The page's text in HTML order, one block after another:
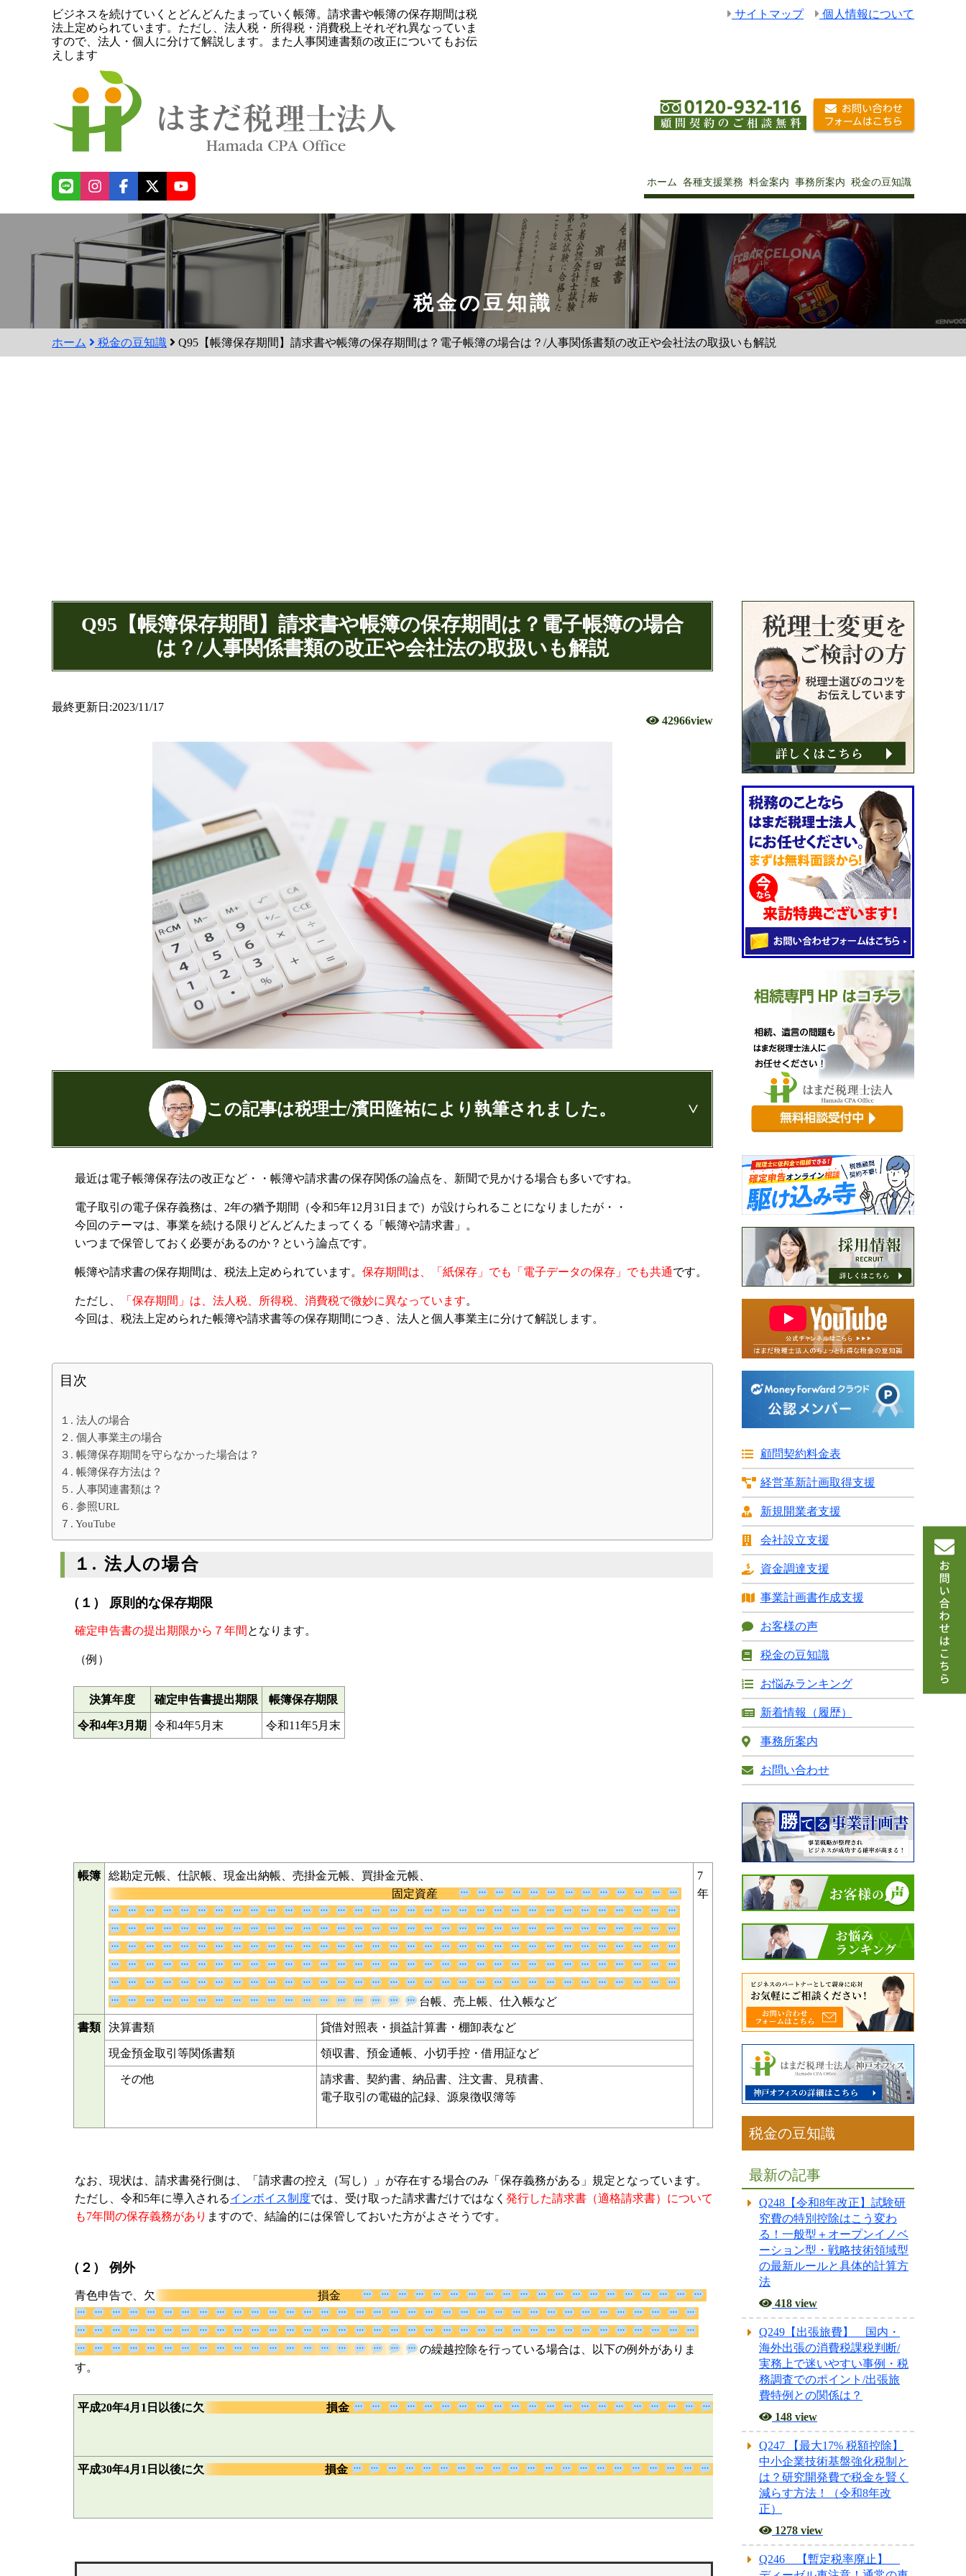
ビジネスを続けていくとどんどんたまっていく帳簿。請求書や帳簿の保存期間は税
法上定められています。ただし、法人税・所得税・消費税上それぞれ異なっていま
すので、法人・個人に分けて解説します。また人事関連書類の改正についてもお伝
えします
サイトマップ 個人情報について
ホーム 各種支援業務 料金案内 事務所案内 税金の豆知識
税金の豆知識
ホーム 税金の豆知識 Q95【帳簿保存期間】請求書や帳簿の保存期間は？電子帳簿の場合は？/人事関係書類の改正や会社法の取扱いも解説
Q95【帳簿保存期間】請求書や帳簿の保存期間は？電子帳簿の場合
は？/人事関係書類の改正や会社法の取扱いも解説
最終更新日:2023/11/17
42966view
この記事は税理士/濱田隆祐により執筆されました。
近畿税理士会 神戸支部：登録番号121899
日本公認会計士協会 兵庫会：登録番号17074
兵庫県行政書士会：登録番号19300373
あずさ監査法人出身
クレアビズコンサルティング株式会社：代表取締役
YouTubeチャンネル：
はまだ税理士法人のちょっとお得な税金の豆知識
相続専門サイト：御影みらい相続センター
最近は電子帳簿保存法の改正など・・帳簿や請求書の保存関係の論点を、新聞で見かける場合も多いですね。
電子取引の電子保存義務は、2年の猶予期間（令和5年12月31日まで）が設けられることになりましたが・・
今回のテーマは、事業を続ける限りどんどんたまってくる「帳簿や請求書」。
いつまで保管しておく必要があるのか？という論点です。
帳簿や請求書の保存期間は、税法上定められています。 保存期間は、「紙保存」でも「電子データの保存」でも共通です。
ただし、 「保存期間」は、法人税、所得税、消費税で微妙に異なっています。
今回は、税法上定められた帳簿や請求書等の保存期間につき、法人と個人事業主に分けて解説します。
目次
１. 法人の場合
２. 個人事業主の場合
３. 帳簿保存期間を守らなかった場合は？
４. 帳簿保存方法は？
５. 人事関連書類は？
６. 参照URL
７. YouTube
１. 法人の場合
（１） 原則的な保存期限
確定申告書の提出期限から７年間 となります。
（例）
決算年度 確定申告書提出期限 帳簿保存期限
令和4年3月期 令和4年5月末 令和11年5月末
帳簿
総勘定元帳、仕訳帳、現金出納帳、売掛金元帳、買掛金元帳、
固定資産
台帳、売上帳、仕入帳など
7
年
書類 決算書類 貸借対照表・損益計算書・棚卸表など
現金預金取引等関係書類 領収書、預金通帳、小切手控・借用証など
その他
請求書、契約書、納品書、注文書、見積書、
電子取引の電磁的記録、源泉徴収簿等
なお、現状は、請求書発行側は、「請求書の控え（写し）」が存在する場合のみ「保存義務がある」規定となっています。
ただし、令和5年に導入されるインボイス制度では、受け取った請求書だけではなく 発行した請求書（適格請求書）について
も7年間の保存義務があり ますので、結論的には保管しておいた方がよさそうです。
（２） 例外
青色申告で、欠 損金
の繰越控除を行っている場合は、以下の例外があ
ります。
平成20年4月1日以後に欠 損金
平成30年4月1日以後に欠 損金
顧問契約料金表
経営革新計画取得支援
新規開業者支援
会社設立支援
資金調達支援
事業計画書作成支援
お客様の声
税金の豆知識
お悩みランキング
新着情報（履歴）
事務所案内
お問い合わせ
税金の豆知識
最新の記事
Q248【令和8年改正】試験研
究費の特別控除はこう変わ
る！一般型＋オープンイノベ
ーション型・戦略技術領域型
の最新ルールと具体的計算方
法
418 view
Q249【出張旅費】 国内・
海外出張の消費税課税判断/
実務上で迷いやすい事例・税
務調査でのポイント/出張旅
費特例との関係は？
148 view
Q247 【最大17% 税額控除】
中小企業技術基盤強化税制と
は？研究開発費で税金を賢く
減らす方法！（令和8年改
正）
1278 view
Q246 【暫定税率廃止】